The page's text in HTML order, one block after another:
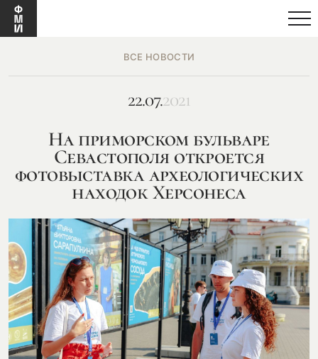
ВСЕ НОВОСТИ
22.07.2021
На приморском бульваре
Севастополя откроется
фотовыставка археологических
находок Херсонеса